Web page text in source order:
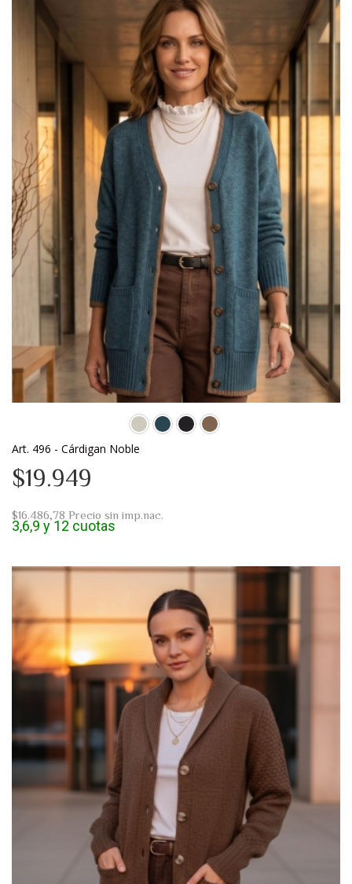
Art. 496 - Cárdigan Noble
$19.949
$16.486,78 Precio sin imp.nac.
3,6,9 y 12 cuotas